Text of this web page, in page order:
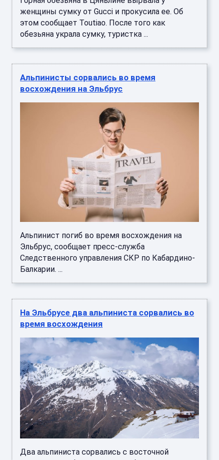
женщины сумку от Gucci и прокусила ее. Об
этом сообщает Toutiao. После того как
обезьяна украла сумку, туристка ...
Альпинисты сорвались во время
восхождения на Эльбрус
Альпинист погиб во время восхождения на
Эльбрус, сообщает пресс-служба
Следственного управления СКР по Кабардино-
Балкарии. ...
На Эльбрусе два альпиниста сорвались во
время восхождения
Два альпиниста сорвались с восточной